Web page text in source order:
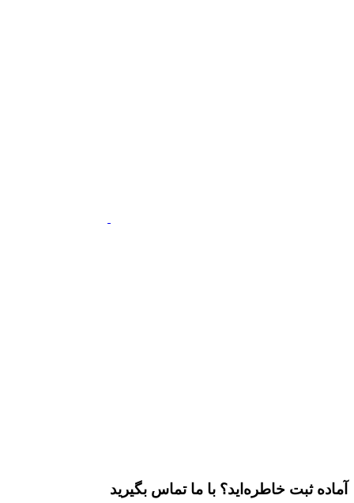
آماده ثبت خاطره‌اید؟ با ما تماس بگیرید